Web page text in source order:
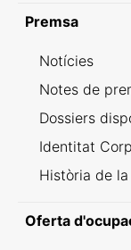
Premsa
Notícies
Notes de
Dossiers
Identitat
Història de
Oferta